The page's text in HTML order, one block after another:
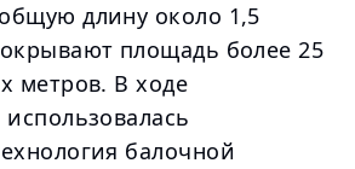
длину около 1,5
площадь более 25
метров. В ходе
использовалась
балочной